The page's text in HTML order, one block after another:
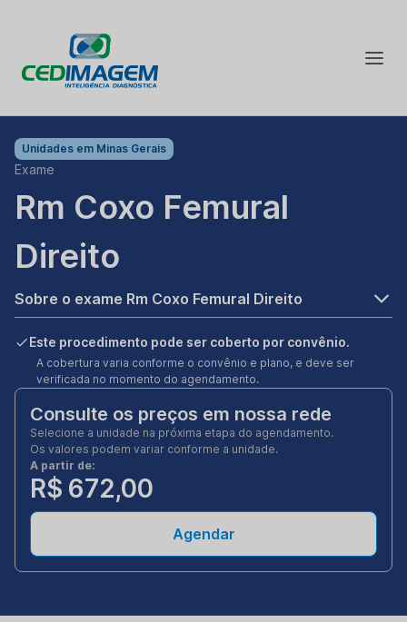
Unidades em Minas Gerais
Exame
Rm Coxo Femural
Direito
Sobre o exame Rm Coxo Femural Direito
Este procedimento pode ser coberto por convênio.
A cobertura varia conforme o convênio e plano, e deve ser
verificada no momento do agendamento.
Consulte os preços em nossa rede
Selecione a unidade na próxima etapa do agendamento.
Os valores podem variar conforme a unidade.
A partir de:
R$ 672,00
Agendar